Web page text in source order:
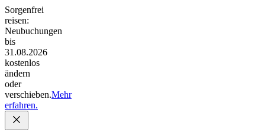
Sorgenfrei
reisen:
Neubuchungen
bis
31.08.2026
kostenlos
ändern
oder
verschieben.Mehr
erfahren.